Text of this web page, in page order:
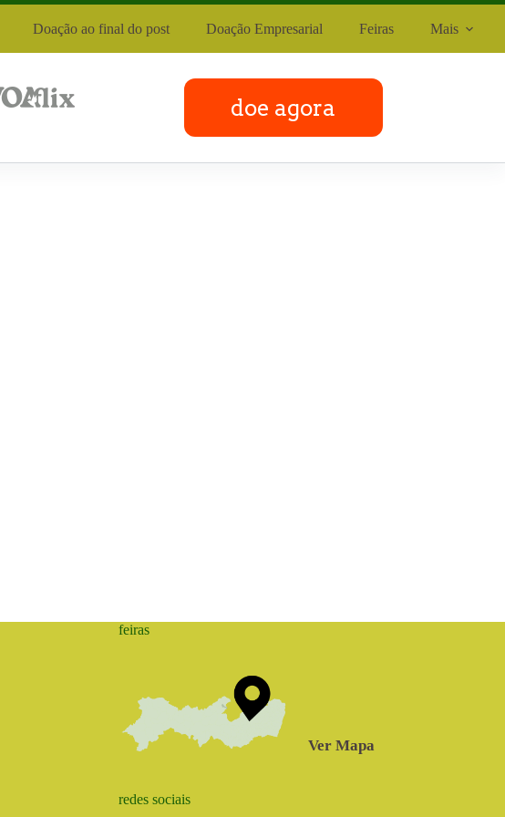
Doação ao final do post Doação Empresarial Feiras Mais
doe agora
feiras
Ver Mapa
redes sociais